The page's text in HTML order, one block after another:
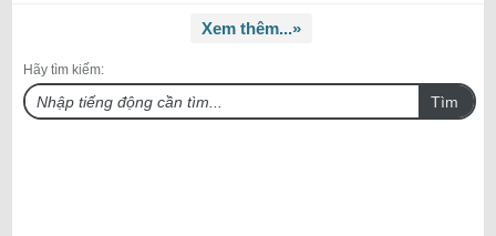
Xem thêm...»
Hãy tìm kiếm:
Tìm